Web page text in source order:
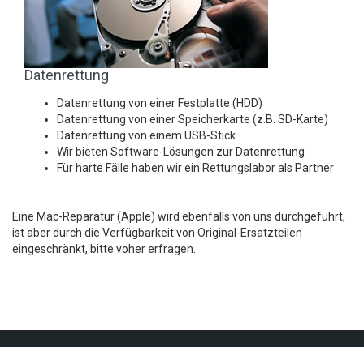
Datenrettung
Datenrettung von einer Festplatte (HDD)
Datenrettung von einer Speicherkarte (z.B. SD-Karte)
Datenrettung von einem USB-Stick
Wir bieten Software-Lösungen zur Datenrettung
Für harte Fälle haben wir ein Rettungslabor als Partner
Eine Mac-Reparatur (Apple) wird ebenfalls von uns durchgeführt,
ist aber durch die Verfügbarkeit von Original-Ersatzteilen
eingeschränkt, bitte voher erfragen.